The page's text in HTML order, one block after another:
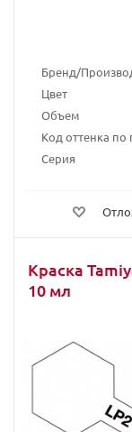
Бренд/
Цвет
Объем
Код оттенка
Серия
Краска
10 мл